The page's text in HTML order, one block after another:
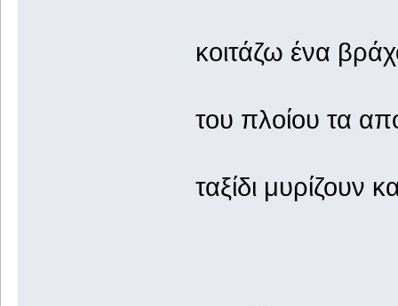
κοιτάζω ένα
του πλοίου τα
ταξίδι μυρίζουν